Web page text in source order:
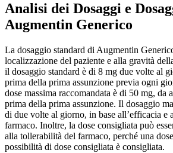
Analisi dei Dosaggi e
Augmentin Generico
La dosaggio standard di Augmentin
localizzazione del paziente e alla gravità
il dosaggio standard è di 8 mg due volte al
prima della prima assunzione previa ogni
dose massima raccomandata è di 50 mg, da
prima della prima assunzione. Il dosaggio
di due volte al giorno, in base all’efficacia e
farmaco. Inoltre, la dose consigliata può
alla tollerabilità del farmaco, perché una
possibilità di dose consigliata è consigliata.